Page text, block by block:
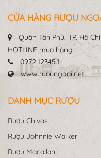
CỬA HÀNG RƯỢU
Quận Tân Phú, TP. Hồ
HOTLINE mua hàng
0972.12345.1
www.ruoungoai.net
DANH MỤC RƯỢU
Rượu Chivas
Rượu Johnnie Walker
Rượu Macallan